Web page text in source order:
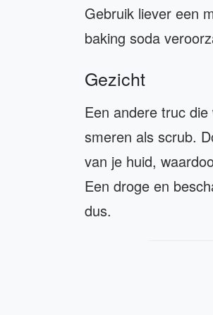
Gebruik liever een
baking soda
Gezicht
Een andere truc
smeren als scrub.
van je huid,
Een droge en
dus.